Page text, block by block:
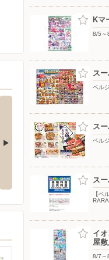
ポン配信
クスリのアオキ アプ
中
Kマ
8/5～
ス
ベル
ス
ベル
ス
【ベ
イ
屋
8/7～